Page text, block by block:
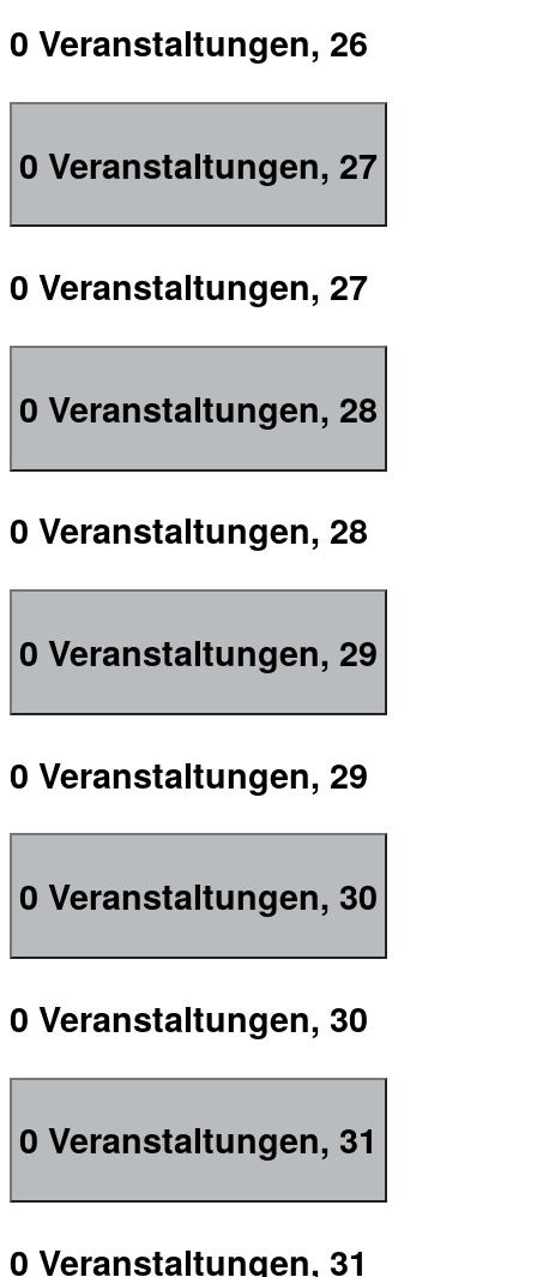
0 Veranstaltungen, 26
0 Veranstaltungen, 27
0 Veranstaltungen, 27
0 Veranstaltungen, 28
0 Veranstaltungen, 28
0 Veranstaltungen, 29
0 Veranstaltungen, 29
0 Veranstaltungen, 30
0 Veranstaltungen, 30
0 Veranstaltungen, 31
0 Veranstaltungen, 31